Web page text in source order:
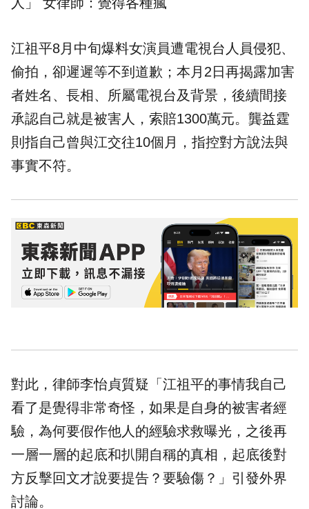
江祖平8月中旬爆料女演員遭電視台人員侵犯、
偷拍，卻遲遲等不到道歉；本月2日再揭露加害
者姓名、長相、所屬電視台及背景，後續間接
承認自己就是被害人，索賠1300萬元。龔益霆
則指自己曾與江交往10個月，指控對方說法與
事實不符。
對此，律師李怡貞質疑「江祖平的事情我自己
看了是覺得非常奇怪，如果是自身的被害者經
驗，為何要假作他人的經驗求救曝光，之後再
一層一層的起底和扒開自稱的真相，起底後對
方反擊回文才說要提告？要驗傷？」引發外界
討論。